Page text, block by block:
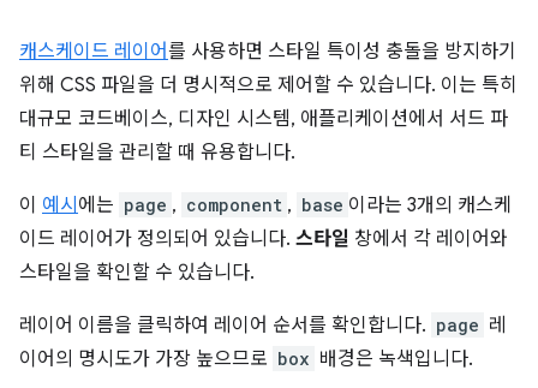
캐스케이드 레이어를 사용하면 스타일 특이성 충돌을 방지하기
위해 CSS 파일을 더 명시적으로 제어할 수 있습니다. 이는 특히
대규모 코드베이스, 디자인 시스템, 애플리케이션에서 서드 파
티 스타일을 관리할 때 유용합니다.
이 예시 에는 page , component , base 이라는 3개의 캐스케
이드 레이어가 정의되어 있습니다. 스타일 창에서 각 레이어와
스타일을 확인할 수 있습니다.
레이어 이름을 클릭하여 레이어 순서를 확인합니다. page 레
이어의 명시도가 가장 높으므로 box 배경은 녹색입니다.